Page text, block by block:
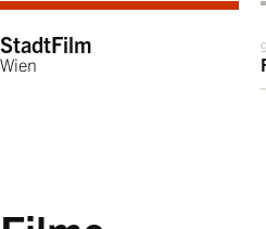
StadtFilm
Wien